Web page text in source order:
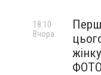
ФОТО
18:10
Вчора